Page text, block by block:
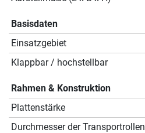
Basisdaten
Einsatzgebiet
Klappbar / hochstellbar
Rahmen & Konstruktion
Plattenstärke
Durchmesser der Transportrollen